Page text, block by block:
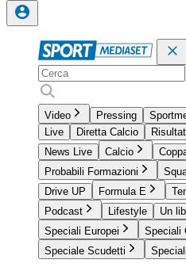
Video Pressing
Live
Diretta Calcio
News Live
Calcio
Probabili Formazioni
Drive UP
Formula E
Podcast
Lifestyle
Un
Speciali Europei
Speciali
Speciale Scudetti